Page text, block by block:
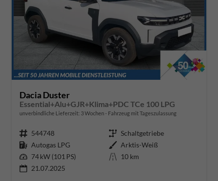
Dacia Duster
Essential+Alu+GJR+Klima+PDC TCe 100 LPG
unverbindliche Lieferzeit: 3 Wochen Fahrzeug mit Tageszulassung
Fahrzeugnr. 544748 Getriebe Schaltgetriebe
Kraftstoff Autogas LPG Außenfarbe Arktis-Weiß
Leistung 74 kW (101 PS) Kilometerstand 10 km
21.07.2025